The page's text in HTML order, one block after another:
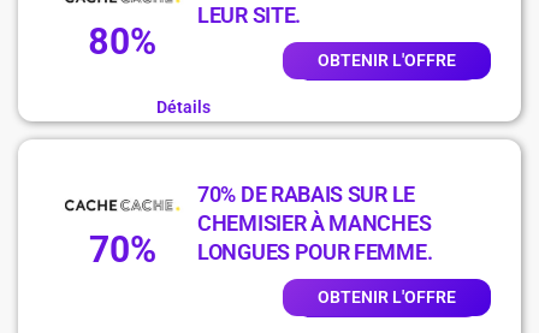
80%
LEUR SITE.
OBTENIR L'OFFRE
Détails
70%
70% DE RABAIS SUR LE
CHEMISIER À MANCHES
LONGUES POUR FEMME.
OBTENIR L'OFFRE